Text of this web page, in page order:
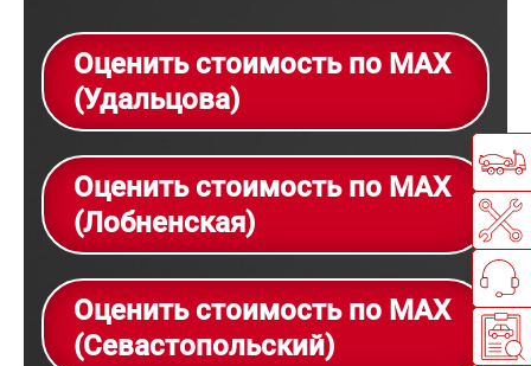
Оценить стоимость по MAX
(Удальцова)
Оценить стоимость по MAX
(Лобненская)
Оценить стоимость по MAX
(Севастопольский)